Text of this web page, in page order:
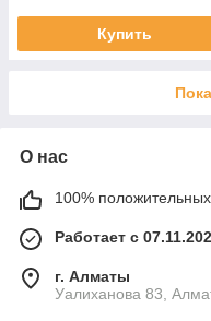
Купить
О нас
100%
Работает с
г. Алматы
Уалиханова 83,